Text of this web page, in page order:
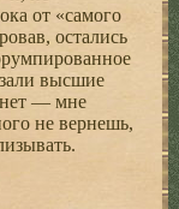
от «самого
остались
высшие
нет — мне
не вернешь,